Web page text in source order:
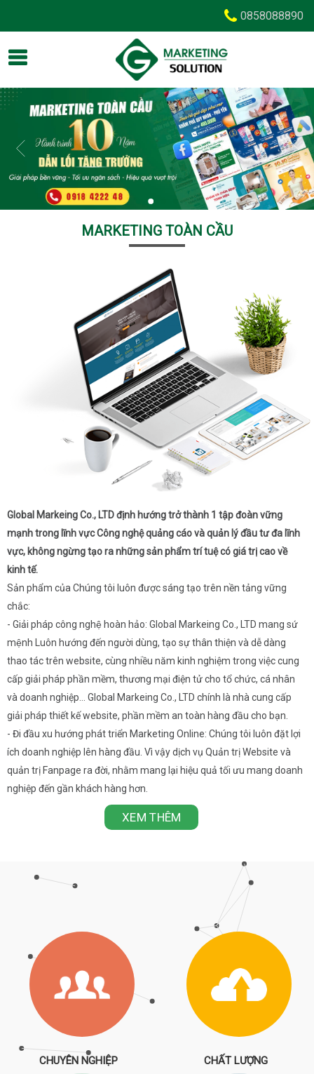
0858088890
MARKETING TOÀN CẦU
Global Markeing Co., LTD định hướng trở thành 1 tập đoàn vững
mạnh trong lĩnh vực Công nghệ quảng cáo và quản lý đầu tư đa lĩnh
vực, không ngừng tạo ra những sản phẩm trí tuệ có giá trị cao về
kinh tế.
Sản phẩm của Chúng tôi luôn được sáng tạo trên nền tảng vững
chắc:
- Giải pháp công nghệ hoàn hảo: Global Markeing Co., LTD mang sứ
mệnh Luôn hướng đến người dùng, tạo sự thân thiện và dễ dàng
thao tác trên website, cùng nhiều năm kinh nghiệm trong việc cung
cấp giải pháp phần mềm, thương mại điện tử cho tổ chức, cá nhân
và doanh nghiệp… Global Markeing Co., LTD chính là nhà cung cấp
giải pháp thiết kế website, phần mềm an toàn hàng đầu cho bạn.
- Đi đầu xu hướng phát triển Marketing Online: Chúng tôi luôn đặt lợi
ích doanh nghiệp lên hàng đầu. Vì vậy dịch vụ Quản trị Website và
quản trị Fanpage ra đời, nhằm mang lại hiệu quả tối ưu mang doanh
nghiệp đến gần khách hàng hơn.
XEM THÊM
CHUYÊN NGHIỆP CHẤT LƯỢNG